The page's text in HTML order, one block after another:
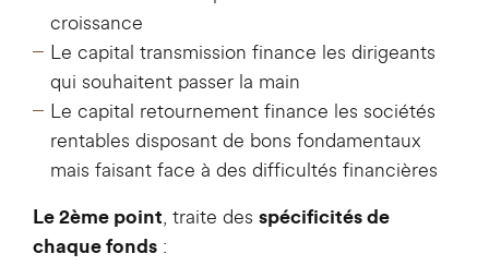
croissance
Le capital transmission finance les dirigeants
qui souhaitent passer la main
Le capital retournement finance les sociétés
rentables disposant de bons fondamentaux
mais faisant face à des difficultés financières
Le 2ème point, traite des spécificités de
chaque fonds :